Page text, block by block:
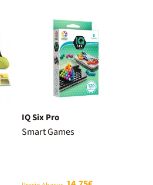
IQ Six Pro
Smart Games